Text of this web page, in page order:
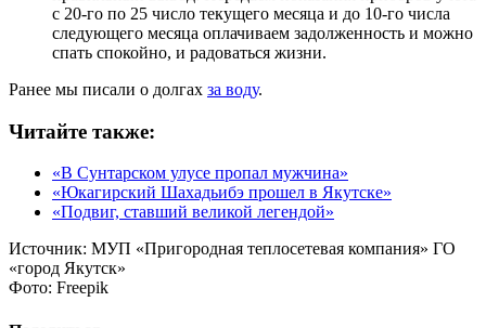
с 20-го по 25 число текущего месяца и до 10-го числа
следующего месяца оплачиваем задолженность и можно
спать спокойно, и радоваться жизни.
Ранее мы писали о долгах за воду.
Читайте также:
«В Сунтарском улусе пропал мужчина»
«Юкагирский Шахадьибэ прошел в Якутске»
«Подвиг, ставший великой легендой»
Источник: МУП «Пригородная теплосетевая компания» ГО
«город Якутск»
Фото: Freepik